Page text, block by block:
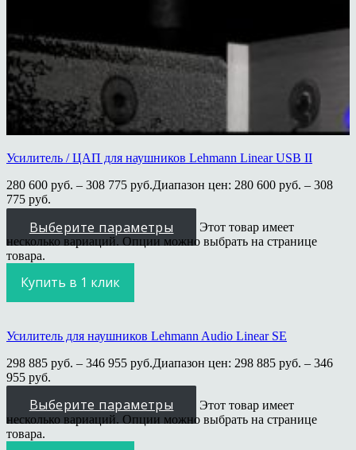
Усилитель / ЦАП для наушников Lehmann Linear USB II
280 600 руб. – 308 775 руб.Диапазон цен: 280 600 руб. – 308
775 руб.
Выберите параметры
Этот товар имеет
несколько вариаций. Опции можно выбрать на странице
товара.
Купить в 1 клик
Усилитель для наушников Lehmann Audio Linear SE
298 885 руб. – 346 955 руб.Диапазон цен: 298 885 руб. – 346
955 руб.
Выберите параметры
Этот товар имеет
несколько вариаций. Опции можно выбрать на странице
товара.